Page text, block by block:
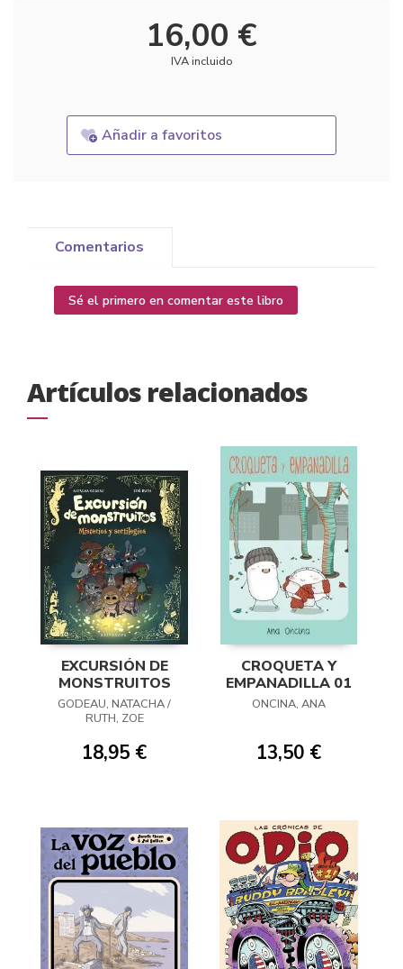
16,00 €
IVA incluido
Añadir a favoritos
Comentarios
Sé el primero en comentar este libro
Artículos relacionados
EXCURSIÓN DE
MONSTRUITOS
GODEAU, NATACHA /
RUTH, ZOE
18,95 €
CROQUETA Y
EMPANADILLA 01
ONCINA, ANA
13,50 €